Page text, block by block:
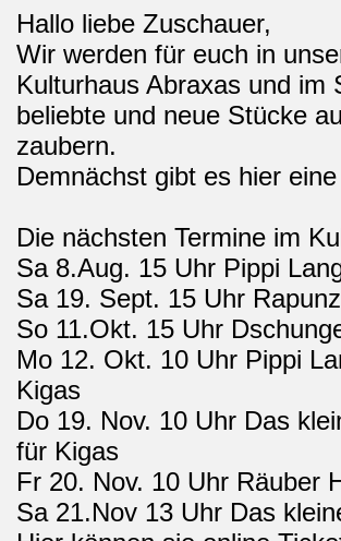
Demnächst gibt es hier eine
Die nächsten Termine im
Sa 8.Aug. 15 Uhr Pippi
Sa 19. Sept. 15 Uhr
So 11.Okt. 15 Uhr
Mo 12. Okt. 10 Uhr Pippi
Kigas
Do 19. Nov. 10 Uhr Das
für Kigas
Fr 20. Nov. 10 Uhr Räuber
Sa 21.Nov 13 Uhr Das
Hier können sie online
https://abraxas-
Bei Interesse für
Schulgruppenbuchungen
bitte direkt an das
324 6355 oder per mail: